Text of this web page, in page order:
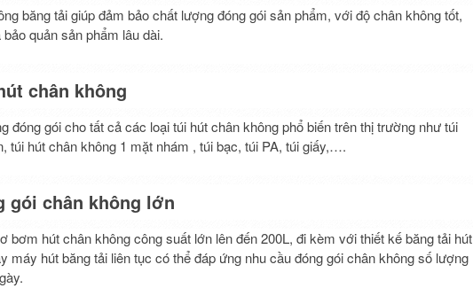
băng tải giúp đảm bảo chất lượng đóng gói sản phẩm, với độ chân không tốt,
quản sản phẩm lâu dài.
chân không
đóng gói cho tất cả các loại túi hút chân không phổ biến trên thị trường như túi
túi hút chân không 1 mặt nhám , túi bạc, túi PA, túi giấy,….
gói chân không lớn
bơm hút chân không công suất lớn lên đến 200L, đi kèm với thiết kế băng tải hút
máy hút băng tải liên tục có thể đáp ứng nhu cầu đóng gói chân không số lượng